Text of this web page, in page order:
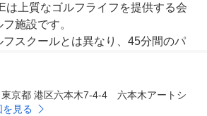
は上質なゴルフライフを提供する会
施設です。
スクールとは異なり、45分間のパ
、ゴルフレンジA / ゴルフレンジBの
ます。
京都 港区六本木7-4-4 六本木アートシ
を見る